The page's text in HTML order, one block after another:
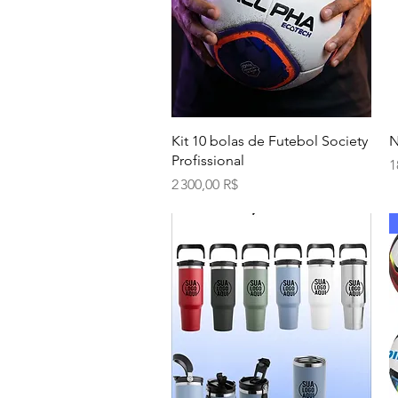
Aperçu rapide
Kit 10 bolas de Futebol Society
Profissional
Prix
2 300,00 R$